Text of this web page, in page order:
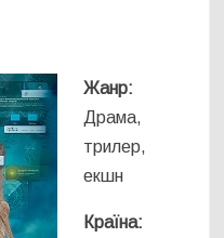
Жанр:
Драма,
трилер,
екшн
Країна: